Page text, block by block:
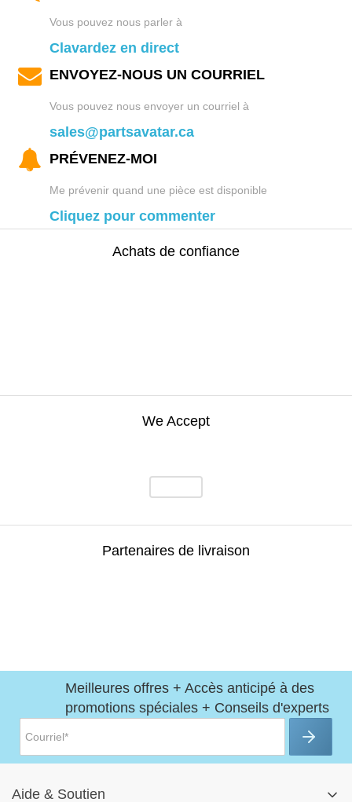
Vous pouvez nous parler à
Clavardez en direct
ENVOYEZ-NOUS UN COURRIEL
Vous pouvez nous envoyer un courriel à
sales@partsavatar.ca
PRÉVENEZ-MOI
Me prévenir quand une pièce est disponible
Cliquez pour commenter
Achats de confiance
We Accept
Partenaires de livraison
Meilleures offres + Accès anticipé à des
promotions spéciales + Conseils d'experts
Aide & Soutien